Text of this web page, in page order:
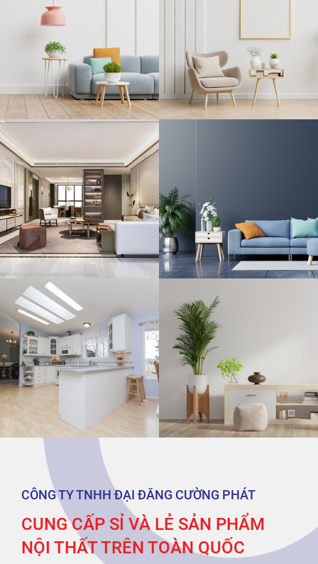
CÔNG TY TNHH ĐẠI ĐĂNG CƯỜNG PHÁT
CUNG CẤP SỈ VÀ LẺ SẢN PHẨM
NỘI THẤT TRÊN TOÀN QUỐC